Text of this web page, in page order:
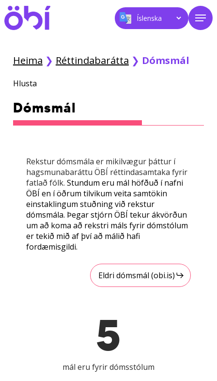
Skip
to
main
Heima ❯ Réttindabarátta ❯ Dómsmál
Hlusta
Dómsmál
Rekstur dómsmála er mikilvægur þáttur í
hagsmunabaráttu ÖBÍ réttindasamtaka fyrir
fatlað fólk. Stundum eru mál höfðuð í nafni
ÖBÍ en í öðrum tilvikum veita samtökin
einstaklingum stuðning við rekstur
dómsmála. Þegar stjórn ÖBÍ tekur ákvörðun
um að koma að rekstri máls fyrir dómstólum
er tekið mið af því að málið hafi
fordæmisgildi.
Eldri dómsmál (obi.is)
5
mál eru fyrir dómsstólum